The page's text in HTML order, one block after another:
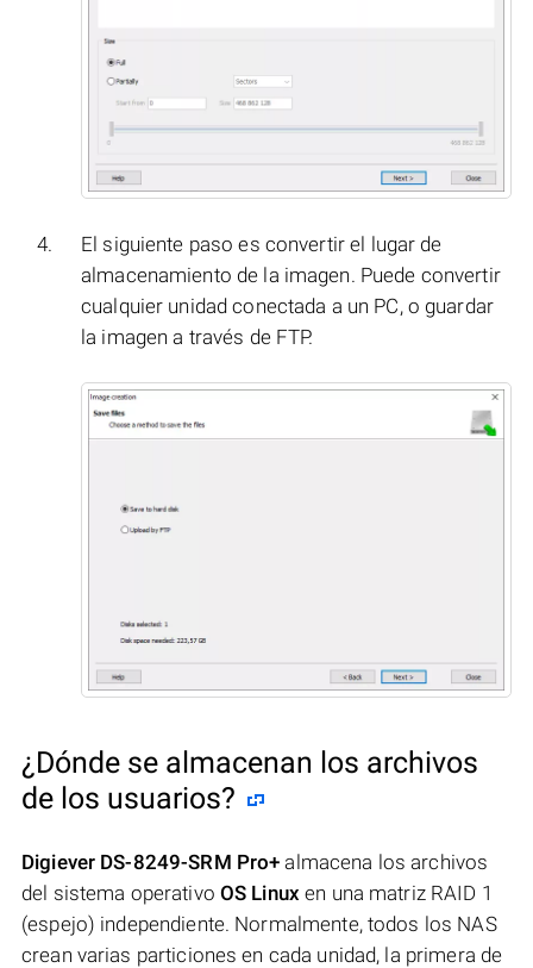
El siguiente paso es convertir el lugar de
almacenamiento de la imagen. Puede convertir
cualquier unidad conectada a un PC, o guardar
la imagen a través de FTP.
¿Dónde se almacenan los archivos
de los usuarios?
Digiever DS-8249-SRM Pro+ almacena los archivos
del sistema operativo OS Linux en una matriz RAID 1
(espejo) independiente. Normalmente, todos los NAS
crean varias particiones en cada unidad, la primera de